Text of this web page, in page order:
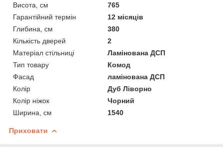
Висота, см
765
Гарантійний термін
12 місяців
Глибина, см
380
Кількість дверей
2
Матеріал стільниці
Ламінована ДСП
Тип товару
Комод
Фасад
ламінована ДСП
Колір
Дуб Ліворно
Колір ніжок
Чорний
Ширина, см
1540
Приховати